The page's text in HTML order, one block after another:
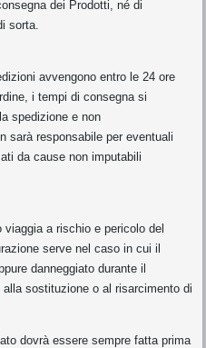
dei Prodotti, né di
sorta.
avvengono entro le 24 ore
i tempi di consegna si
spedizione e non
sarà responsabile per eventuali
da cause non imputabili
a rischio e pericolo del
serve nel caso in cui il
danneggiato durante il
sostituzione o al risarcimento di
dovrà essere sempre fatta prima